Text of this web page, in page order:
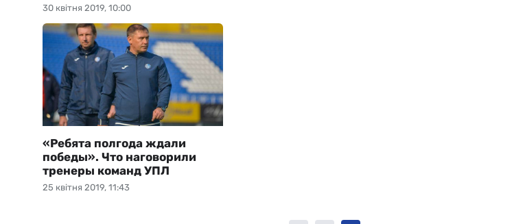
30 квітня 2019, 10:00
25 квітня 2019, 11:43
«Ребята полгода ждали
победы». Что наговорили
тренеры команд УПЛ